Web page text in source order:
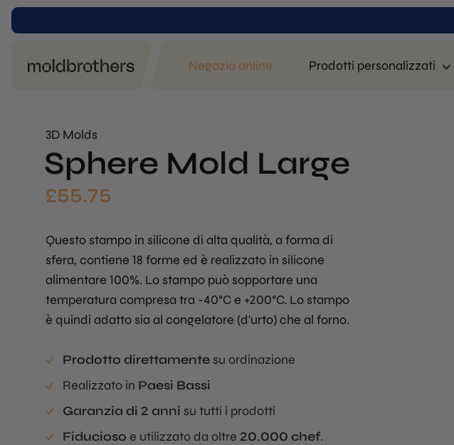
Negozio online Prodotti personalizzati
3D Molds
Sphere Mold Large
£55.75
Questo stampo in silicone di alta qualità, a forma di
sfera, contiene 18 forme ed è realizzato in silicone
alimentare 100%. Lo stampo può sopportare una
temperatura compresa tra -40°C e +200°C. Lo stampo
è quindi adatto sia al congelatore (d'urto) che al forno.
Prodotto direttamente su ordinazione
Realizzato in Paesi Bassi
Garanzia di 2 anni su tutti i prodotti
Fiducioso e utilizzato da oltre 20.000 chef.